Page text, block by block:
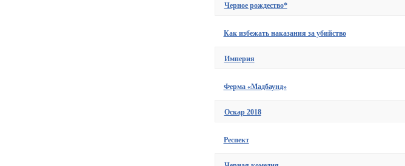
Черное рождество*
Как избежать наказания за убийство
Империя
Ферма «Мадбаунд»
Оскар 2018
Респект